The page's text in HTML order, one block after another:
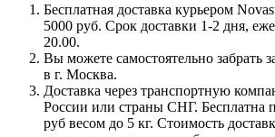
Бесплатная доставка курьером
5000 руб. Срок доставки 1-2 дня,
20.00.
Вы можете самостоятельно забрать
в г. Москва.
Доставка через транспортную
России или страны СНГ. Бесплатна
руб весом до 5 кг. Стоимость